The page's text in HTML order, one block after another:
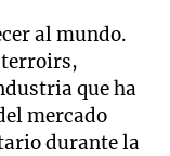
al mundo.
terroirs,
que ha
mercado
durante la